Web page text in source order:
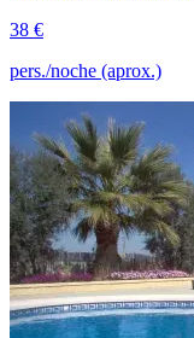
38 €
pers./noche (aprox.)